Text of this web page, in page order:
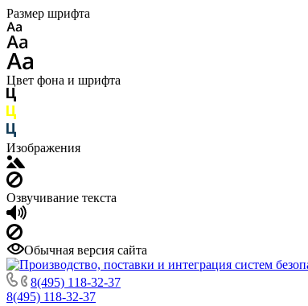
Размер шрифта
Цвет фона и шрифта
Изображения
Озвучивание текста
Обычная версия сайта
8(495) 118-32-37
8(495) 118-32-37